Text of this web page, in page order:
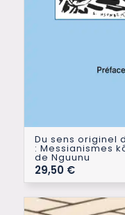
Du sens originel
: Messianismes
de Nguunu
29,50 €